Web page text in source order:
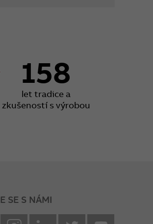
158
let tradice a
zkušeností s výrobou
SE S NÁMI
facebook instagramLinkedin twitter